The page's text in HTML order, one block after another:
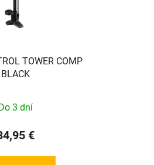
TOWER COMP
BLACK
Do 3 dní
€